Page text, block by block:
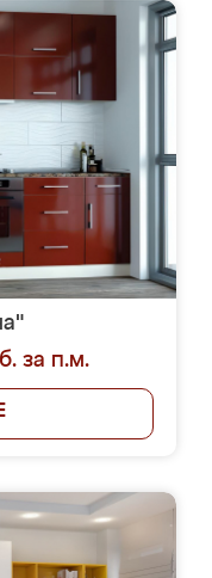
за п.м.